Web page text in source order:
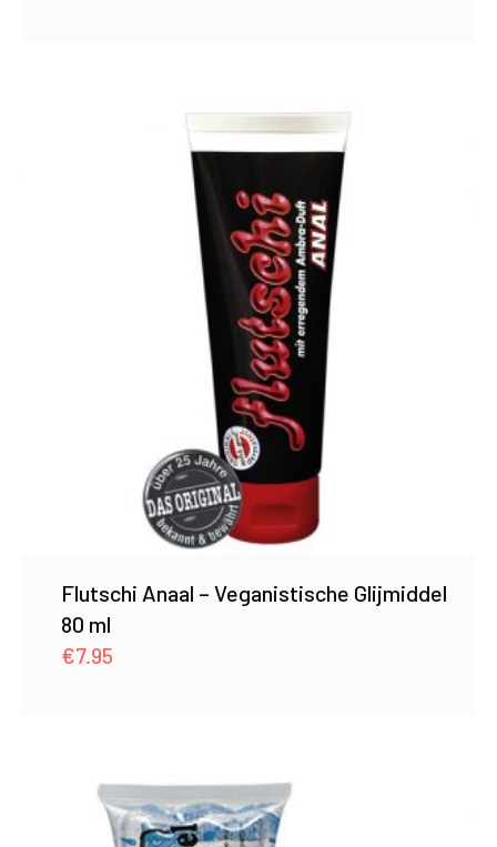
Flutschi Anaal – Veganistische Glijmiddel
80 ml
€7.95